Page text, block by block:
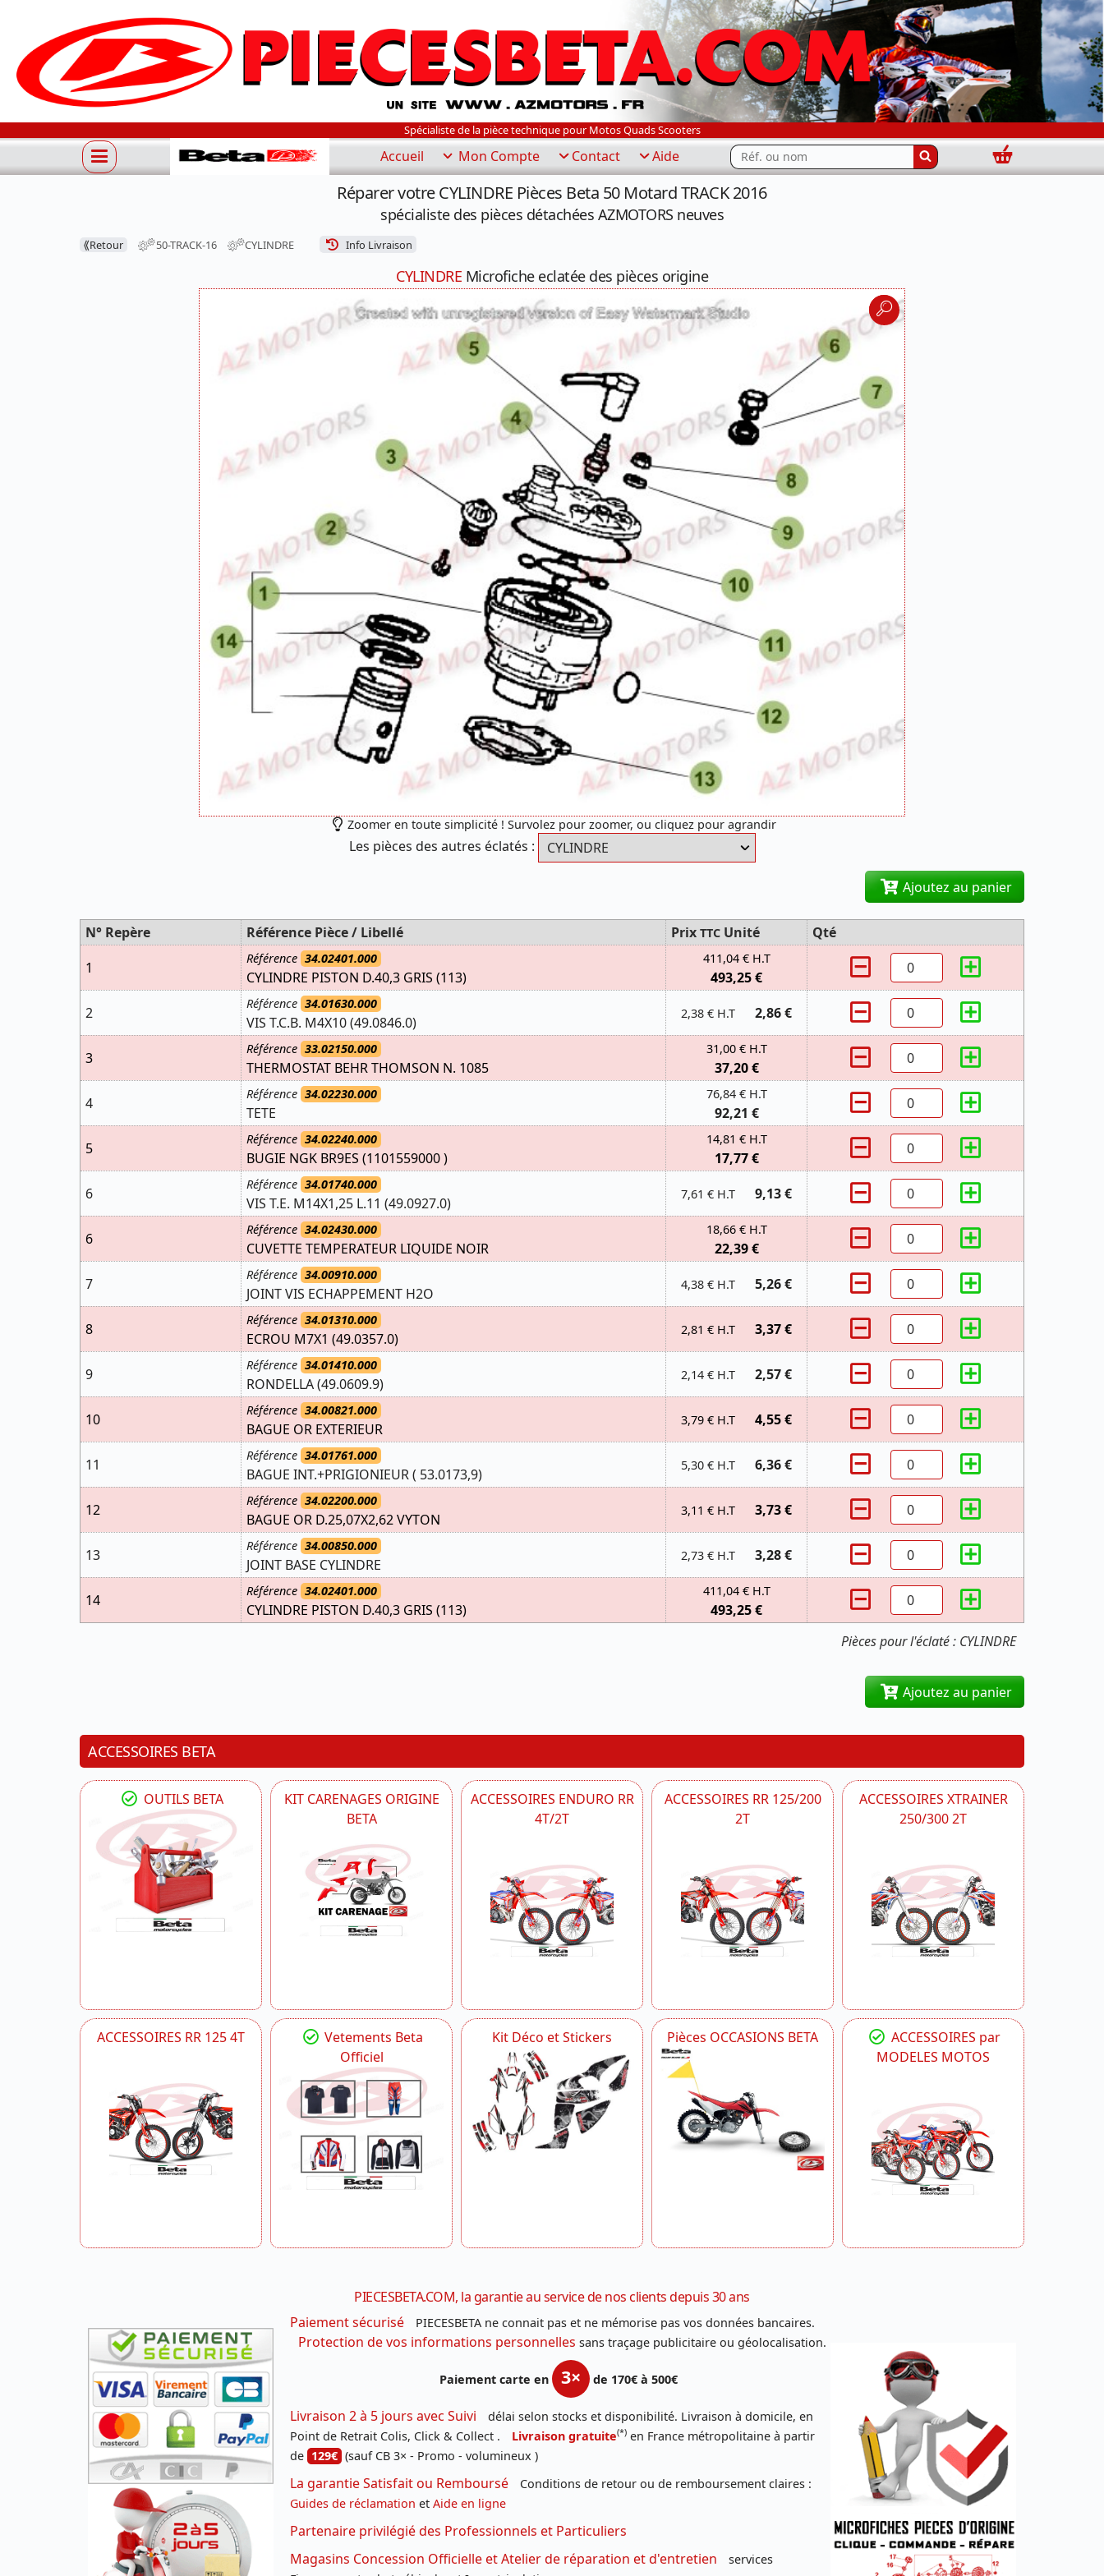
Spécialiste de la pièce technique pour Motos Quads Scooters
Accueil Mon Compte Contact Aide Rechercher...
Panier
Réparer votre CYLINDRE Pièces Beta 50 Motard TRACK 2016
spécialiste des pièces détachées AZMOTORS neuves
⟪Retour 50-TRACK-16 CYLINDRE Info Livraison
CYLINDRE Microfiche eclatée des pièces origine
Zoomer en toute simplicité ! Survolez pour zoomer, ou cliquez pour agrandir
Les pièces des autres éclatés :
Ajoutez au panier
Pièces pour l'éclaté : CYLINDRE
N° Repère Référence Pièce / Libellé Prix TTC Unité
Qté
1
Référence 34.02401.000
CYLINDRE PISTON D.40,3 GRIS (113)
411,04 € H.T
493,25 €
2
Référence 34.01630.000
VIS T.C.B. M4X10 (49.0846.0)
2,38 € H.T 2,86 €
3
Référence 33.02150.000
THERMOSTAT BEHR THOMSON N. 1085
31,00 € H.T
37,20 €
4
Référence 34.02230.000
TETE
76,84 € H.T
92,21 €
5
Référence 34.02240.000
BUGIE NGK BR9ES (1101559000 )
14,81 € H.T
17,77 €
6
Référence 34.01740.000
VIS T.E. M14X1,25 L.11 (49.0927.0)
7,61 € H.T 9,13 €
6
Référence 34.02430.000
CUVETTE TEMPERATEUR LIQUIDE NOIR
18,66 € H.T
22,39 €
7
Référence 34.00910.000
JOINT VIS ECHAPPEMENT H2O
4,38 € H.T 5,26 €
8
Référence 34.01310.000
ECROU M7X1 (49.0357.0)
2,81 € H.T 3,37 €
9
Référence 34.01410.000
RONDELLA (49.0609.9)
2,14 € H.T 2,57 €
10
Référence 34.00821.000
BAGUE OR EXTERIEUR
3,79 € H.T 4,55 €
11
Référence 34.01761.000
BAGUE INT.+PRIGIONIEUR ( 53.0173,9)
5,30 € H.T 6,36 €
12
Référence 34.02200.000
BAGUE OR D.25,07X2,62 VYTON
3,11 € H.T 3,73 €
13
Référence 34.00850.000
JOINT BASE CYLINDRE
2,73 € H.T 3,28 €
14
Référence 34.02401.000
CYLINDRE PISTON D.40,3 GRIS (113)
411,04 € H.T
493,25 €
Ajoutez au panier
ACCESSOIRES BETA
OUTILS BETA
KIT CARENAGES ORIGINE
BETA
ACCESSOIRES ENDURO RR
4T/2T
ACCESSOIRES RR 125/200
2T
ACCESSOIRES XTRAINER
250/300 2T
ACCESSOIRES RR 125 4T
Vetements Beta
Officiel
Kit Déco et Stickers Pièces OCCASIONS BETA
ACCESSOIRES par
MODELES MOTOS
PIECESBETA.COM, la garantie au service de nos clients depuis 30 ans
Paiement sécurisé
PIECESBETA ne connait pas et ne mémorise pas vos données bancaires.
Protection de vos informations personnelles sans traçage publicitaire ou géolocalisation.
Paiement carte en 3× de 170€ à 500€
Livraison 2 à 5 jours avec Suivi
délai selon stocks et disponibilité. Livraison à domicile, en
Point de Retrait Colis, Click & Collect .
Livraison gratuite(*) en France métropolitaine à partir
de 129€ (sauf CB 3× - Promo - volumineux )
La garantie Satisfait ou Remboursé
Conditions de retour ou de remboursement claires :
Guides de réclamation et Aide en ligne
Partenaire privilégié des Professionnels et Particuliers
Magasins Concession Officielle et Atelier de réparation et d'entretien
services